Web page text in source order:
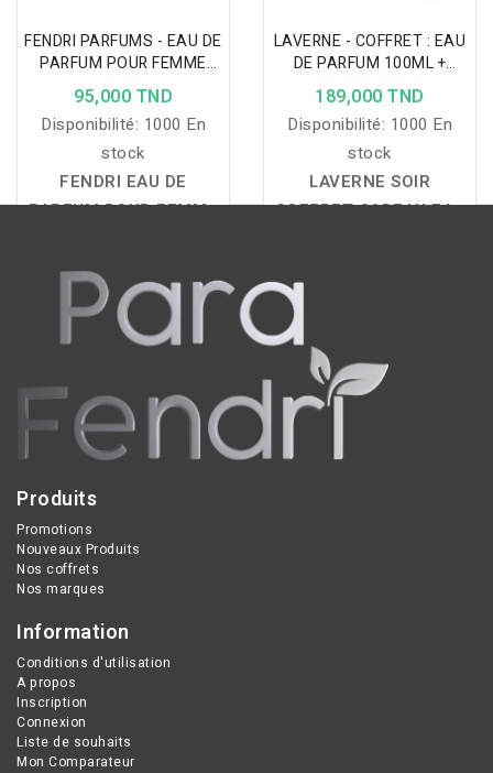
FENDRI PARFUMS - EAU DE
PARFUM POUR FEMME
FLORALE 100 ML
95,000 TND
Disponibilité: 1000 En
stock
FENDRI EAU DE
PARFUM POUR FEMME
une fragrance florale
élégante et raffinée,
offrant une excellente
tenue pour sublimer la
féminité avec une touche
de sophistication au
quotidien.
LAVERNE - COFFRET : EAU
DE PARFUM 100ML +
FORMAT VOYAGE 10ML -
SOIR
189,000 TND
Disponibilité: 1000 En
stock
LAVERNE SOIR
COFFRET CADEAU EAU
ambrée et vanillée aux
notes de caramel, figue,
fève tonka, vanille,
cardamome et ambre,
offrant un sillage
longue tenue.
Produits
Promotions
Nouveaux Produits
Nos coffrets
Nos marques
Information
Conditions d'utilisation
A propos
Inscription
Connexion
Liste de souhaits
Mon Comparateur